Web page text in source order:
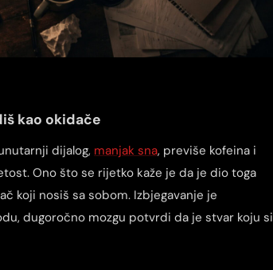
kao okidače
dijalog, manjak sna, previše kofeina i
Ono što se rijetko kaže je da je dio toga
koji nosiš sa sobom. Izbjegavanje je
dugoročno mozgu potvrdi da je stvar koju si